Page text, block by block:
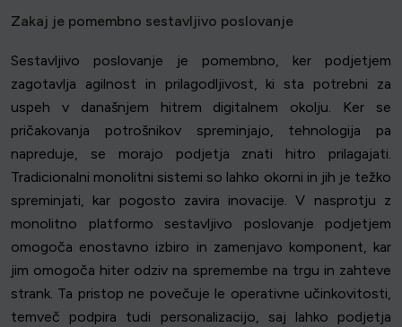
Zakaj je pomembno sestavljivo poslovanje
Sestavljivo poslovanje je pomembno, ker podjetjem
zagotavlja agilnost in prilagodljivost, ki sta potrebni za
uspeh v današnjem hitrem digitalnem okolju. Ker se
pričakovanja potrošnikov spreminjajo, tehnologija pa
napreduje, se morajo podjetja znati hitro prilagajati.
Tradicionalni monolitni sistemi so lahko okorni in jih je težko
spreminjati, kar pogosto zavira inovacije. V nasprotju z
monolitno platformo sestavljivo poslovanje podjetjem
omogoča enostavno izbiro in zamenjavo komponent, kar
jim omogoča hiter odziv na spremembe na trgu in zahteve
strank. Ta pristop ne povečuje le operativne učinkovitosti,
temveč podpira tudi personalizacijo, saj lahko podjetja